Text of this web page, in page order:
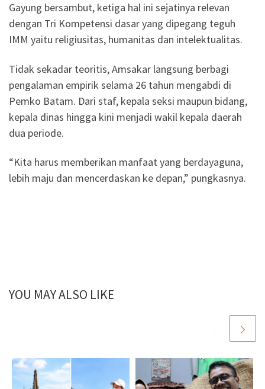
Gayung bersambut, ketiga hal ini sejatinya relevan
dengan Tri Kompetensi dasar yang dipegang teguh
IMM yaitu religiusitas, humanitas dan intelektualitas.
Tidak sekadar teoritis, Amsakar langsung berbagi
pengalaman empirik selama 26 tahun mengabdi di
Pemko Batam. Dari staf, kepala seksi maupun bidang,
kepala dinas hingga kini menjadi wakil kepala daerah
dua periode.
“Kita harus memberikan manfaat yang berdayaguna,
lebih maju dan mencerdaskan ke depan,” pungkasnya.
YOU MAY ALSO LIKE